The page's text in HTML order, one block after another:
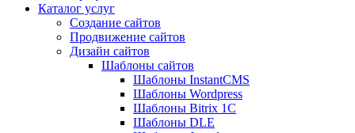
Каталог услуг
Создание сайтов
Продвижение сайтов
Дизайн сайтов
Шаблоны сайтов
Шаблоны InstantCMS
Шаблоны Wordpress
Шаблоны Bitrix 1C
Шаблоны DLE